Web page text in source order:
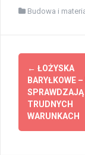
Budowa i
Zobacz
wpisy
← ŁOŻYSKA
BARYŁKOWE
SPRAWDZAJĄ
TRUDNYCH
WARUNKACH